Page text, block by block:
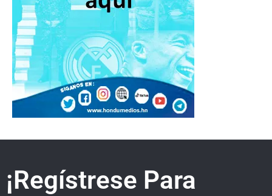
¡Regístrese Para